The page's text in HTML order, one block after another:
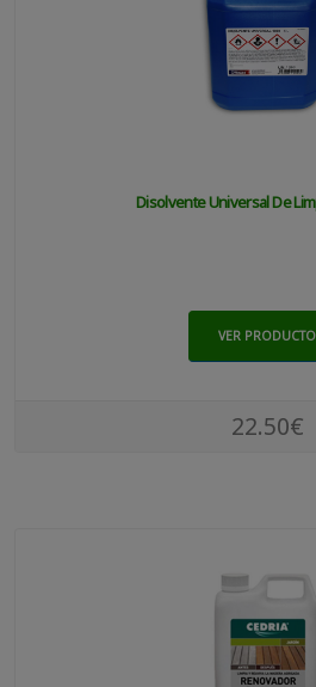
Disolvente Universal De
VER PRODUCTO
22.50€